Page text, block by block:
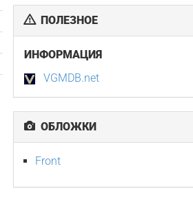
ПОЛЕЗНОЕ
ИНФОРМАЦИЯ
VGMDB.net
ОБЛОЖКИ
Front